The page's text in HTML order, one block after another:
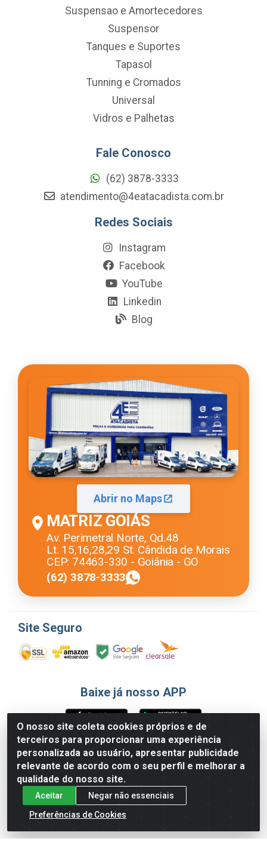
O nosso site coleta cookies próprios e de
terceiros para proporcionar uma experiência
personalizada ao usuário, apresentar publicidade
relevante de acordo com o seu perfil e melhorar a
qualidade do nosso site.
Aceitar
Negar não essenciais
Preferências de Cookies
Suspensao e Amortecedores
Suspensor
Tanques e Suportes
Tapasol
Tunning e Cromados
Universal
Vidros e Palhetas
Fale Conosco
(62) 3878-3333
atendimento@4eatacadista.com.br
Redes Sociais
Instagram
Facebook
YouTube
Linkedin
Blog
Abrir no Maps
MATRIZ GOIÁS
Av. Perimetral Norte, Qd.48
Lt. 15,16,28,29 St. Cândida de Morais
CEP: 74463-330 - Goiânia - GO
(62) 3878-3333
Site Seguro
Baixe já nosso APP
Formas de Pagamento